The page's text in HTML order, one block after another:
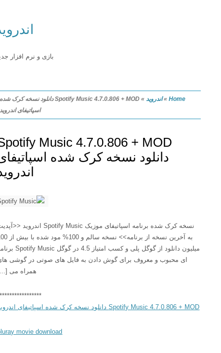
اندروید
بازی و نرم افزار جدید
Home
»اندروید»
Spotify Music 4.7.0.806 + MOD دانلود نسخه کرک شده
اسپاتیفای اندروید
Spotify Music 4.7.0.806 + MOD
دانلود نسخه کرک شده اسپاتیفای
اندروید
نسخه کرک شده برنامه اسپاتیفای موزیک Spotify Music اندروید <<آپدیت
به آخرین نسخه از برنامه>> نسخه سالم و 100% مود شده با بیش از 100
میلیون دانلود از گوگل پلی و کسب امتیاز 4.5 در گوگل Spotify Music برنامه
ای محبوب و معروف برای گوش دادن به فایل های صوتی در گوشی های
همراه می […]
******************
Spotify Music 4.7.0.806 + MOD دانلود نسخه کرک شده اسپاتیفای اندروید
bluray movie download